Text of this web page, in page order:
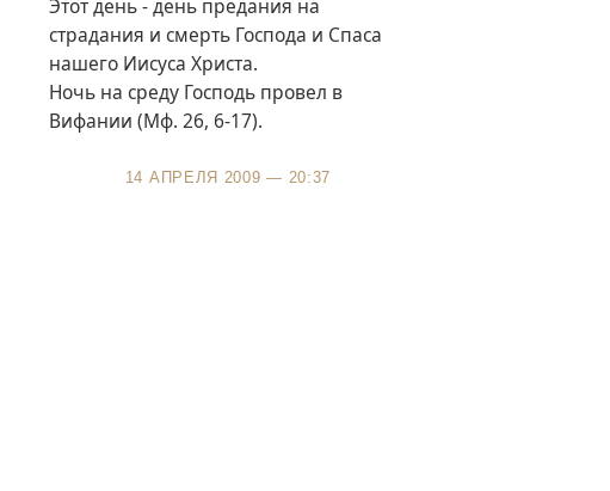
Этот день - день предания на
страдания и смерть Господа и Спаса
нашего Иисуса Христа.
Ночь на среду Господь провел в
Вифании (Мф. 26, 6-17).
14 АПРЕЛЯ 2009 — 20:37